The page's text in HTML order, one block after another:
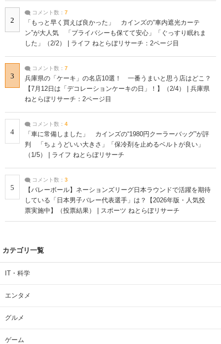
2
コメント数： 7
「もっと早く買えば良かった」 カインズの“車内遮光カーテ
ン”が大人気 「プライバシーも保てて安心」「ぐっすり眠れま
した」（2/2） | ライフ ねとらぼリサーチ：2ページ目
3
コメント数： 7
兵庫県の「ケーキ」の名店10選！ 一番うまいと思う店はどこ？
【7月12日は「デコレーションケーキの日」！】（2/4） | 兵庫県
ねとらぼリサーチ：2ページ目
4
コメント数： 4
「車に常備しました」 カインズの“1980円クーラーバッグ”が評
判 「ちょうどいい大きさ」「保冷剤を止めるベルトが良い」
（1/5） | ライフ ねとらぼリサーチ
5
コメント数： 3
【バレーボール】ネーションズリーグ日本ラウンドで活躍を期待
している「日本男子バレー代表選手」は？【2026年版・人気投
票実施中】（投票結果） | スポーツ ねとらぼリサーチ
カテゴリ一覧
IT・科学
エンタメ
グルメ
ゲーム